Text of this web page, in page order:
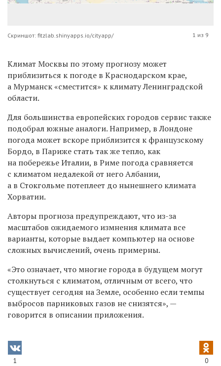
Скриншот: fitzlab.shinyapps.io/cityapp/ 1 из 9
Климат Москвы по этому прогнозу может
приблизиться к погоде в Краснодарском крае,
а Мурманск «сместится» к климату Ленинградской
области.
Для большинства европейских городов сервис также
подобрал южные аналоги. Например, в Лондоне
погода может вскоре приблизится к французскому
Бордо, в Париже стать так же тепло, как
на побережье Италии, в Риме погода сравняется
с климатом недалекой от него Албании,
а в Стокгольме потеплеет до нынешнего климата
Хорватии.
Авторы прогноза предупреждают, что из-за
масштабов ожидаемого измнения климата все
варианты, которые выдает компьютер на основе
сложных вычислений, очень примерны.
«Это означает, что многие города в будущем могут
столкнуться с климатом, отличным от всего, что
существует сегодня на Земле, особенно если темпы
выбросов парниковых газов не снизятся», —
говорится в описании приложения.
1 0